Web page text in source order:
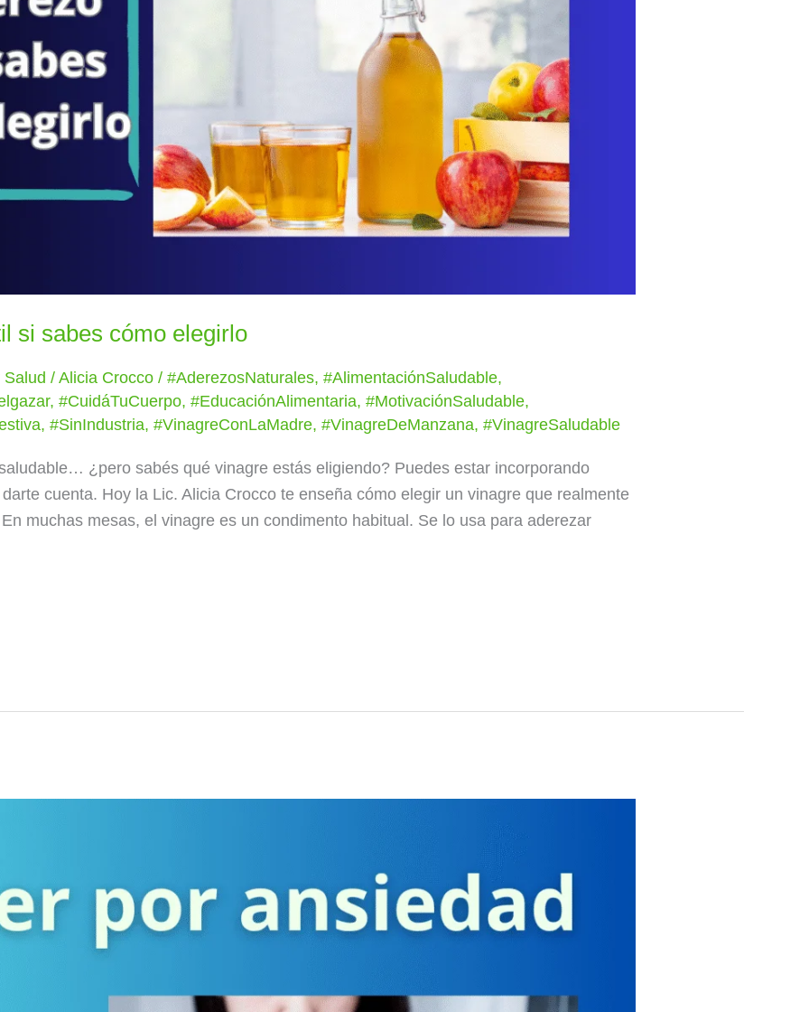
si sabes cómo elegirlo
Salud /Alicia Crocco/#AderezosNaturales,#AlimentaciónSaludable,
,#CuidáTuCuerpo,#EducaciónAlimentaria,#MotivaciónSaludable,
,#SinIndustria,#VinagreConLaMadre,#VinagreDeManzana,#VinagreSaludable
¿pero sabés qué vinagre estás eligiendo? Puedes estar incorporando
cuenta. Hoy la Lic. Alicia Crocco te enseña cómo elegir un vinagre que realmente
muchas mesas, el vinagre es un condimento habitual. Se lo usa para aderezar